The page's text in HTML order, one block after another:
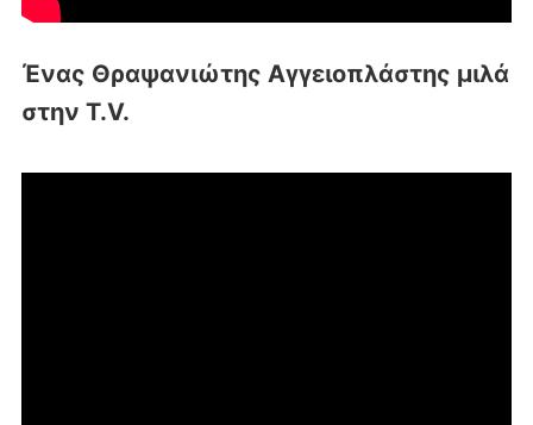
Ένας Θραψανιώτης Αγγειοπλάστης μιλά
στην T.V.